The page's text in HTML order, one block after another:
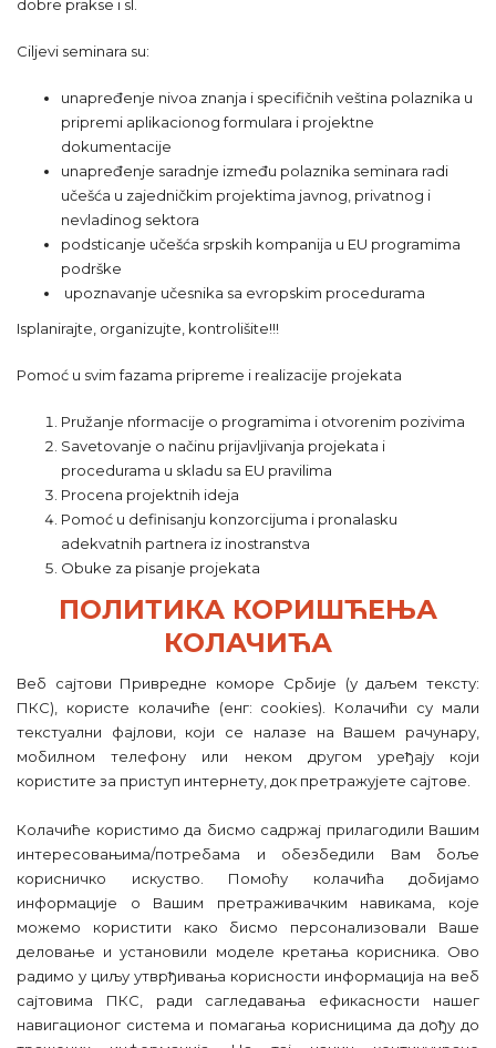
dobre prakse i sl.
Ciljevi seminara su:
unapređenje nivoa znanja i specifičnih veština polaznika u
pripremi aplikacionog formulara i projektne
dokumentacije
unapređenje saradnje između polaznika seminara radi
učešća u zajedničkim projektima javnog, privatnog i
nevladinog sektora
podsticanje učešća srpskih kompanija u EU programima
podrške
upoznavanje učesnika sa evropskim procedurama
Isplanirajte, organizujte, kontrolišite!!!
Pomoć u svim fazama pripreme i realizacije projekata
Pružanje nformacije o programima i otvorenim pozivima
Savetovanje o načinu prijavljivanja projekata i
procedurama u skladu sa EU pravilima
Procena projektnih ideja
Pomoć u definisanju konzorcijuma i pronalasku
adekvatnih partnera iz inostranstva
Obuke za pisanje projekata
ПОЛИТИКА КОРИШЋЕЊА
КОЛАЧИЋА
Веб сајтови Привредне коморе Србије (у даљем тексту:
ПКС), користе колачиће (енг: cookies). Колачићи су мали
текстуални фајлови, који се налазе на Вашем рачунару,
мобилном телефону или неком другом уређају који
користите за приступ интернету, док претражујете сајтове.
Колачиће користимо да бисмо садржај прилагодили Вашим
интересовањима/потребама и обезбедили Вам боље
корисничкo искуство. Помоћу колачића добијамо
информације о Вашим претраживачким навикама, које
можемо користити како бисмо персонализовали Ваше
деловање и установили моделе кретања корисника. Ово
радимо у циљу утврђивања корисности информација на веб
сајтовима ПКС, ради сагледавања ефикасности нашег
навигационог система и помагања корисницима да дођу до